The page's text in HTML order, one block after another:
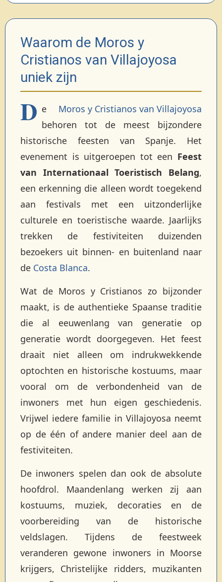
Waarom de Moros y
Cristianos van Villajoyosa
uniek zijn
D e Moros y Cristianos van Villajoyosa
behoren tot de meest bijzondere
historische feesten van Spanje. Het
evenement is uitgeroepen tot een Feest
van Internationaal Toeristisch Belang,
een erkenning die alleen wordt toegekend
aan festivals met een uitzonderlijke
culturele en toeristische waarde. Jaarlijks
trekken de festiviteiten duizenden
bezoekers uit binnen- en buitenland naar
de Costa Blanca.
Wat de Moros y Cristianos zo bijzonder
maakt, is de authentieke Spaanse traditie
die al eeuwenlang van generatie op
generatie wordt doorgegeven. Het feest
draait niet alleen om indrukwekkende
optochten en historische kostuums, maar
vooral om de verbondenheid van de
inwoners met hun eigen geschiedenis.
Vrijwel iedere familie in Villajoyosa neemt
op de één of andere manier deel aan de
festiviteiten.
De inwoners spelen dan ook de absolute
hoofdrol. Maandenlang werken zij aan
kostuums, muziek, decoraties en de
voorbereiding van de historische
veldslagen. Tijdens de feestweek
veranderen gewone inwoners in Moorse
krijgers, Christelijke ridders, muzikanten